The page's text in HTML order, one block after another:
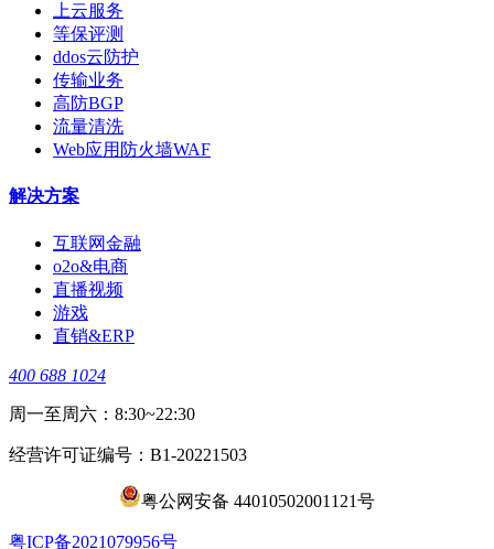
上云服务
等保评测
ddos云防护
传输业务
高防BGP
流量清洗
Web应用防火墙WAF
解决方案
互联网金融
o2o&电商
直播视频
游戏
直销&ERP
400 688 1024
周一至周六：8:30~22:30
经营许可证编号：B1-20221503
粤公网安备 44010502001121号
​粤ICP备2021079956号